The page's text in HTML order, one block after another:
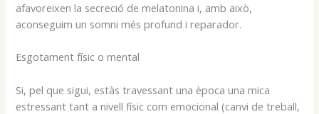
afavoreixen la secreció de melatonina i, amb això,
aconseguim un somni més profund i reparador.
Esgotament físic o mental
Si, pel que sigui, estàs travessant una època una mica
estressant tant a nivell físic com emocional (canvi de treball,